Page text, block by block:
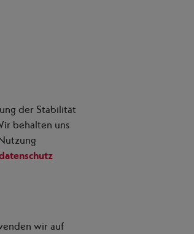
der Stabilität
behalten uns
wir auf